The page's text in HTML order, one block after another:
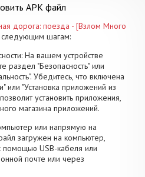
APK файл
дорога: поезда - [Взлом Много
следующим шагам:
На вашем устройстве
раздел "Безопасность" или
Убедитесь, что включена
или "Установка приложений из
установить приложения,
магазина приложений.
или напрямую на
загружен на компьютер,
помощью USB-кабеля или
почте или через